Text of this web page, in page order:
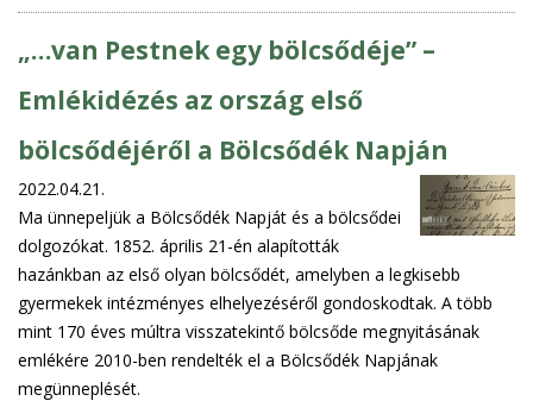
„…van Pestnek egy bölcsődéje” –
Emlékidézés az ország első
bölcsődéjéről a Bölcsődék Napján
2022.04.21.
Ma ünnepeljük a Bölcsődék Napját és a bölcsődei
dolgozókat. 1852. április 21-én alapították
hazánkban az első olyan bölcsődét, amelyben a legkisebb
gyermekek intézményes elhelyezéséről gondoskodtak. A több
mint 170 éves múltra visszatekintő bölcsőde megnyitásának
emlékére 2010-ben rendelték el a Bölcsődék Napjának
megünneplését.